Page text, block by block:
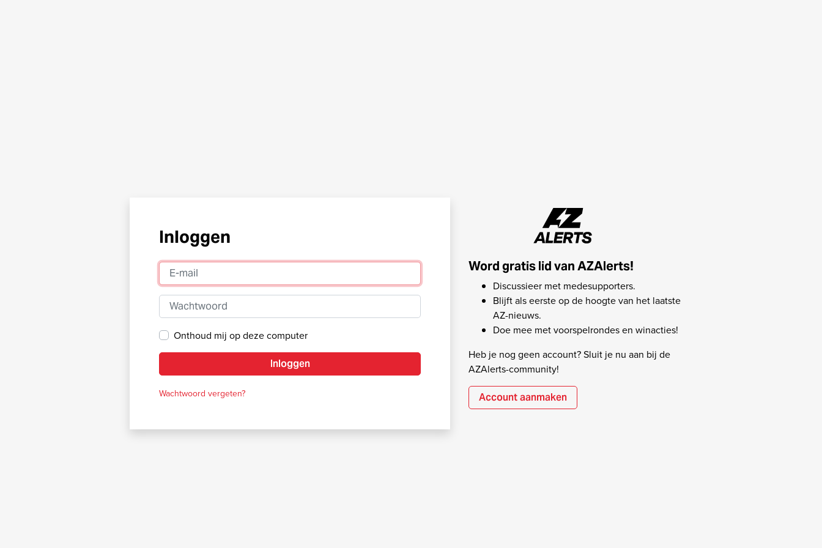
Inloggen
E-mail
Wachtwoord
Onthoud mij op deze computer
Inloggen
Wachtwoord vergeten?
Word gratis lid van AZAlerts!
Discussieer met medesupporters.
Blijft als eerste op de hoogte van het laatste
AZ-nieuws.
Doe mee met voorspelrondes en winacties!
Heb je nog geen account? Sluit je nu aan bij de
AZAlerts-community!
Account aanmaken